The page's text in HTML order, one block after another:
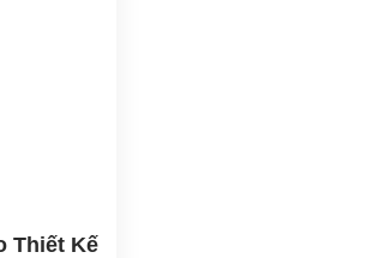
Thiết Kế